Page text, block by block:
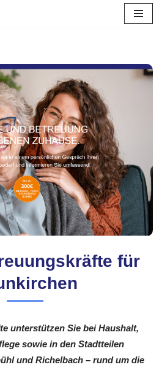
für
unterstützen Sie bei Haushalt,
sowie in den Stadtteilen
und Richelbach – rund um die